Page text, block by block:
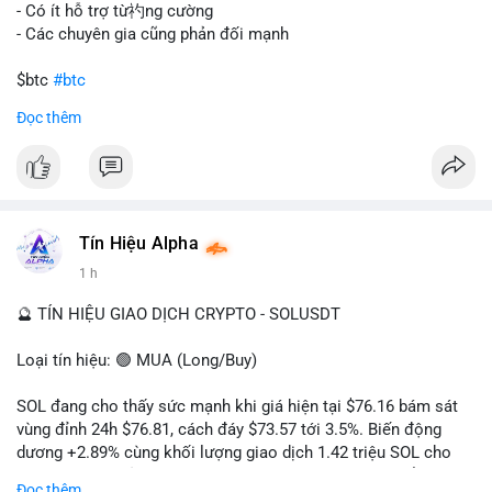
gây sốc thanh khoản tức thời, nhưng vẫn đủ sức tạo biến động
tâm lý ngắn hạn nếu hướng đến sàn tập trung.
Lời khuyên cho nhà đầu tư nhỏ lẻ:
hướng đi của dòng tiền. Tránh hành động theo cảm xúc, ưu
rõ ràng về đích đến của số BTC này.
#dongtienlon
- Có ít hỗ trợ từ礿ng cường
- Các chuyên gia cũng phản đối mạnh
$btc #btc
#vlikevn
📰 Nguồn: CoinDesk
Đọc thêm
Tín Hiệu Alpha
1 h
🔮 TÍN HIỆU GIAO DỊCH CRYPTO - SOLUSDT
Loại tín hiệu: 🟢 MUA (Long/Buy)
SOL đang cho thấy sức mạnh khi giá hiện tại $76.16 bám sát
vùng đỉnh 24h $76.81, cách đáy $73.57 tới 3.5%. Biến động
dương +2.89% cùng khối lượng giao dịch 1.42 triệu SOL cho